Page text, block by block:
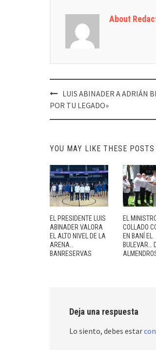
About
Post
navigation
LUIS ABINADER A ADRIÁN
POR TU LEGADO»
YOU MAY LIKE THESE POSTS
EL PRESIDENTE LUIS
ABINADER VALORA
EL ALTO NIVEL DE LA
ARENA…
BANRESERVAS
EL
COLLADO
EN BANÍ EL
BULEVAR…
Deja una respuesta
Lo siento, debes estar